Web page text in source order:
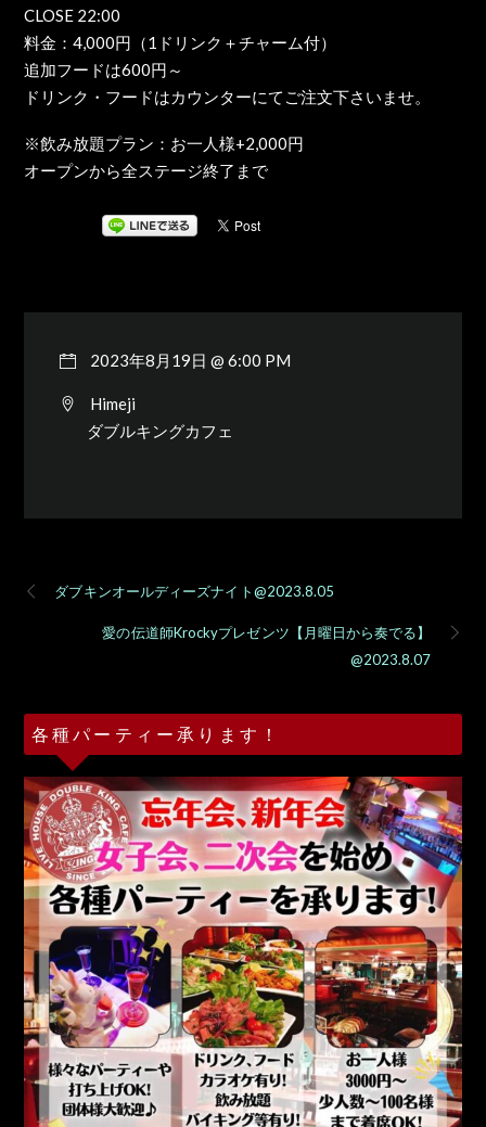
CLOSE 22:00
料金：4,000円（1ドリンク＋チャーム付）
追加フードは600円～
ドリンク・フードはカウンターにてご注文下さいませ。
※飲み放題プラン：お一人様+2,000円
オープンから全ステージ終了まで
2023年8月19日 @ 6:00 PM
Himeji
ダブルキングカフェ
ダブキンオールディーズナイト@2023.8.05
愛の伝道師Krockyプレゼンツ【月曜日から奏でる】
@2023.8.07
各種パーティー承ります！